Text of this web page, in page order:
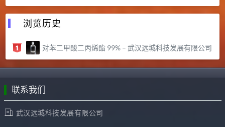
浏览历史
对苯二甲酸二丙烯酯 99% – 武汉远城科技发展有限公司
联系我们
武汉远城科技发展有限公司